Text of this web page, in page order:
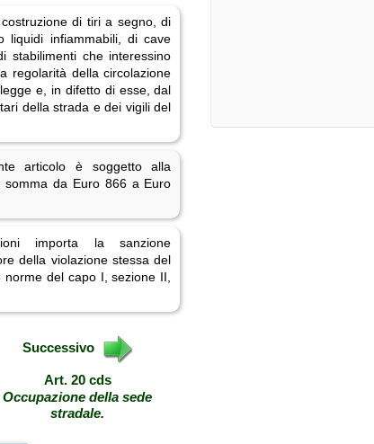
di tiri a segno, di
liquidi infiammabili, di cave
stabilimenti che interessino
regolarità della circolazione
e, in difetto di esse, dal
della strada e dei vigili del
articolo è soggetto alla
somma da Euro 866 a Euro
importa la sanzione
della violazione stessa del
del capo I, sezione II,
Successivo
Art. 20 cds
Occupazione della sede
stradale.